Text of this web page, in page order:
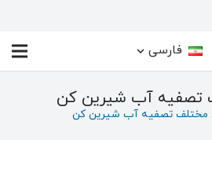
فارسی
تصفیه آب شیرین کن
مختلف تصفیه آب شیرین کن